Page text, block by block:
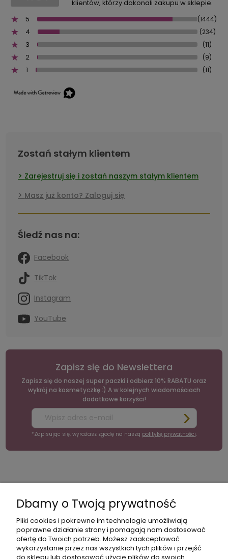
klientów, którzy dokonali zakupu w sklepie.
5
(1444)
4 (234)
3 (11)
2 (9)
1 (11)
Zostań stałym klientem
Zarejestruj się i zostań naszym stałym klientem
Masz już konto? Zaloguj się
Śledź nas na:
Facebook
TikTok
Instagram
YouTube
Zapisz się do Newslettera
Zapisz się do naszej super paczki i odbierz 10% RABATU oraz
wykrój na kosmetyczkę :) A w kolejnych wiadomościach
dodatkowe korzyści!
*Zapisując się, wyrażasz zgodę na naszą politykę prywatności.
konto
i
dostawa
Dbamy o Twoją prywatność
Pliki cookies i pokrewne im technologie umożliwiają
poprawne działanie strony i pomagają nam dostosować
ofertę do Twoich potrzeb. Możesz zaakceptować
wykorzystanie przez nas wszystkich tych plików i przejść